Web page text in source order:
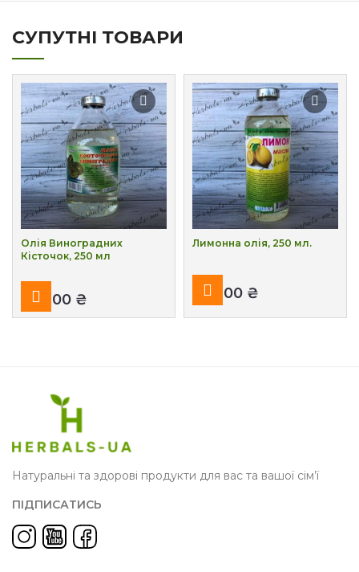
СУПУТНІ ТОВАРИ
Олія Виноградних
Кісточок, 250 мл
₴
Лимонна олія, 250 мл.
₴
Натуральні та здорові продукти для вас та вашої сім’ї
ПІДПИСАТИСЬ